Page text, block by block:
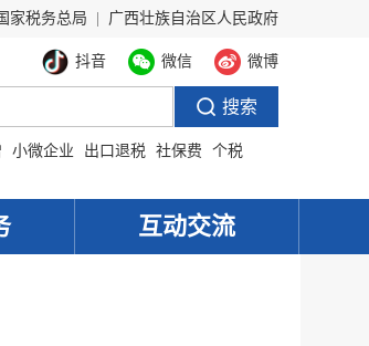
家税务总局 广西壮族自治区人民政府
抖音 微信 微博
小微企业 出口退税 社保费 个税
互动交流